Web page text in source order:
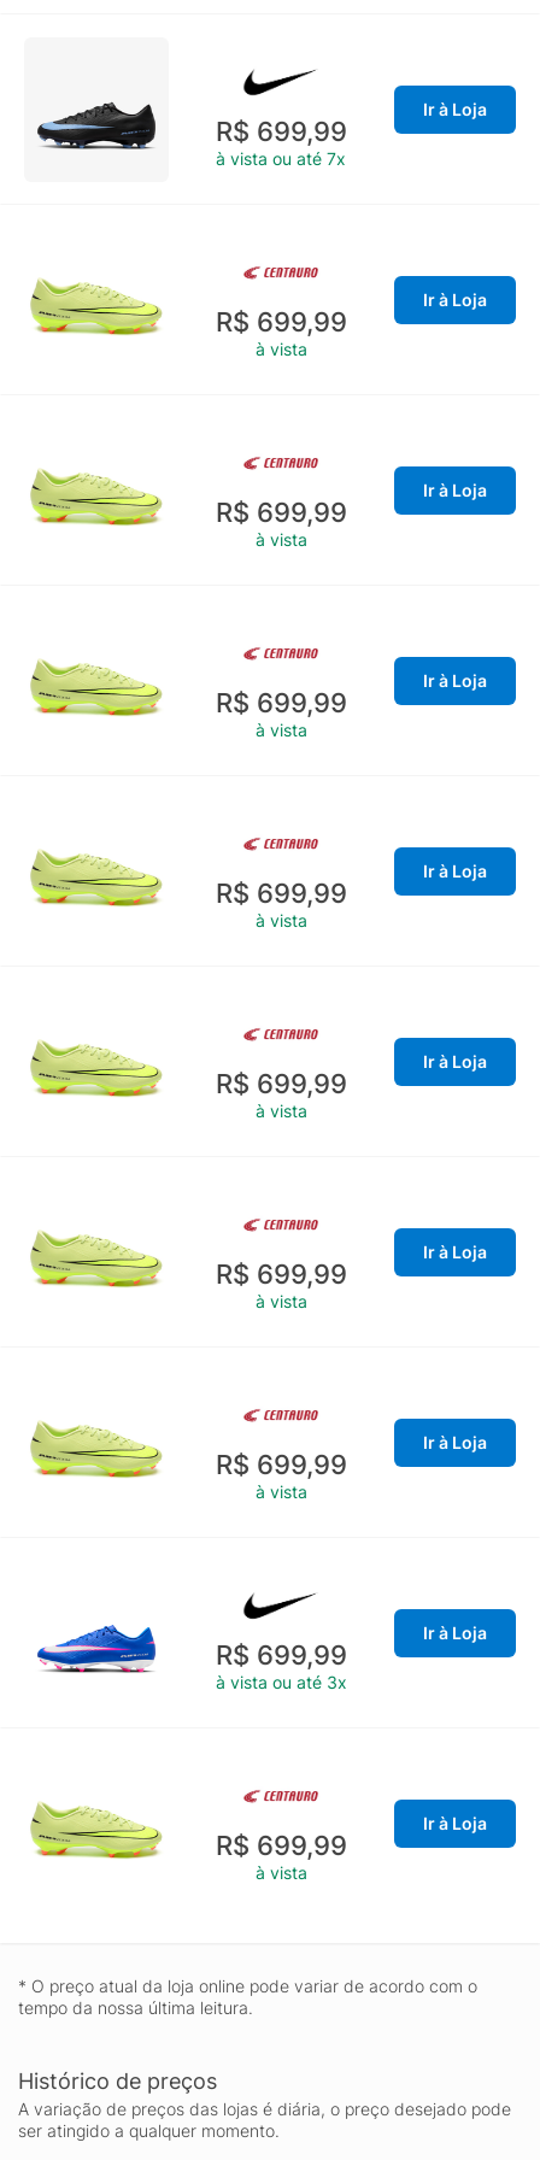
R$ 699,99
à vista ou até 7x
Ir à Loja
R$ 699,99
à vista
Ir à Loja
R$ 699,99
à vista
Ir à Loja
R$ 699,99
à vista
Ir à Loja
R$ 699,99
à vista
Ir à Loja
R$ 699,99
à vista
Ir à Loja
R$ 699,99
à vista
Ir à Loja
R$ 699,99
à vista
Ir à Loja
R$ 699,99
à vista ou até 3x
Ir à Loja
R$ 699,99
à vista
Ir à Loja
* O preço atual da loja online pode variar de acordo com o
tempo da nossa última leitura.
Histórico de preços
A variação de preços das lojas é diária, o preço desejado pode
ser atingido a qualquer momento.